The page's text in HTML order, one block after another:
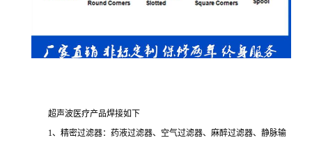
超声波医疗产品焊接如下
1、精密过滤器：药液过滤器、空气过滤器、麻醉过滤器、静脉输